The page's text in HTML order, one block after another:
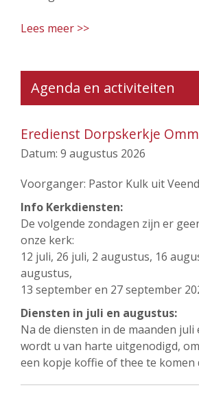
Lees meer >>
Agenda en activiteiten
Eredienst Dorpskerkje
Datum: 9 augustus 2026
Voorganger: Pastor Kulk uit
Info Kerkdiensten:
De volgende zondagen zijn er
onze kerk:
12 juli, 26 juli, 2 augustus, 16
augustus,
13 september en 27 september
Diensten in juli en augustus:
Na de diensten in de maanden juli
wordt u van harte uitgenodigd,
een kopje koffie of thee te komen